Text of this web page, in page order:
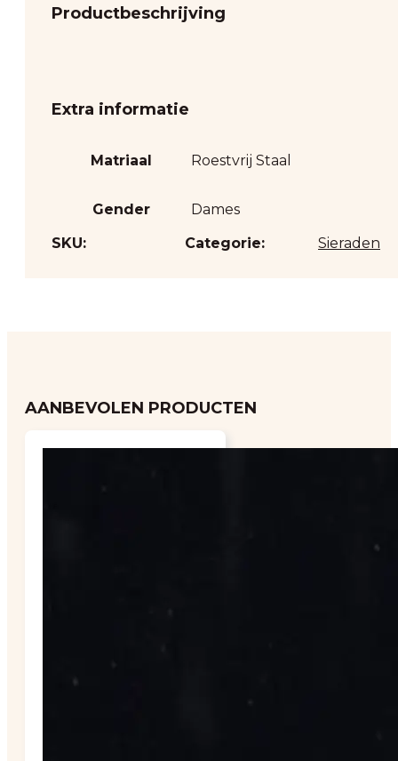
Productbeschrijving
Extra informatie
Matriaal Roestvrij Staal
Gender
Dames
SKU:
Categorie: Sieraden
AANBEVOLEN PRODUCTEN